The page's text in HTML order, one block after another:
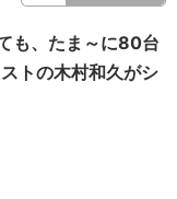
も、たま～に80台
トの木村和久がシ